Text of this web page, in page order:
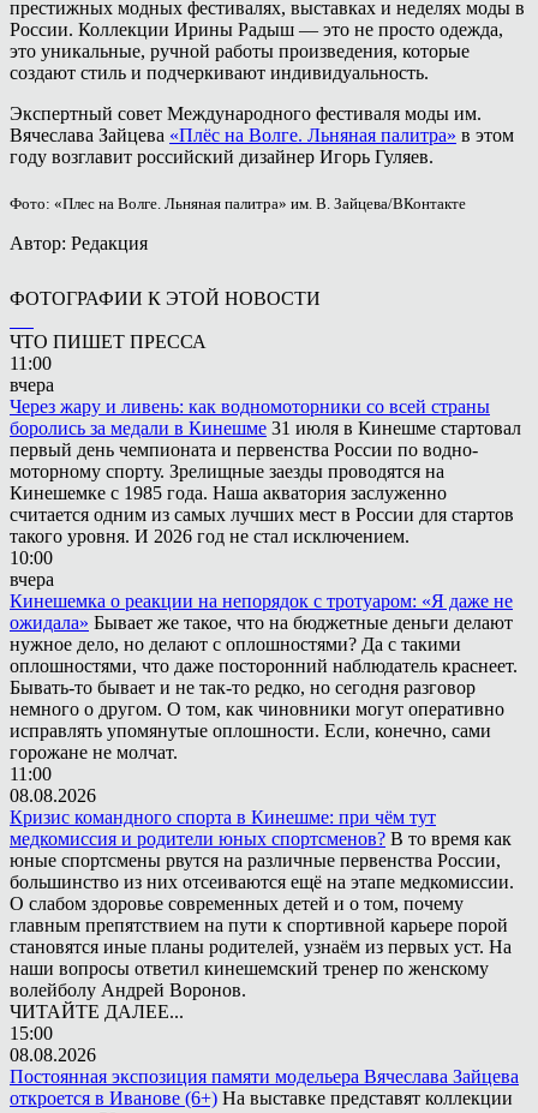
престижных модных фестивалях, выставках и неделях моды в
России. Коллекции Ирины Радыш — это не просто одежда,
это уникальные, ручной работы произведения, которые
создают стиль и подчеркивают индивидуальность.
Экспертный совет Международного фестиваля моды им.
Вячеслава Зайцева «Плёс на Волге. Льняная палитра» в этом
году возглавит российский дизайнер Игорь Гуляев.
Фото: «Плес на Волге. Льняная палитра» им. В. Зайцева/ВКонтакте
Автор: Редакция
ФОТОГРАФИИ К ЭТОЙ НОВОСТИ
ЧТО ПИШЕТ ПРЕССА
11:00
вчера
Через жару и ливень: как водномоторники со всей страны
боролись за медали в Кинешме 31 июля в Кинешме стартовал
первый день чемпионата и первенства России по водно-
моторному спорту. Зрелищные заезды проводятся на
Кинешемке с 1985 года. Наша акватория заслуженно
считается одним из самых лучших мест в России для стартов
такого уровня. И 2026 год не стал исключением.
10:00
вчера
Кинешемка о реакции на непорядок с тротуаром: «Я даже не
ожидала» Бывает же такое, что на бюджетные деньги делают
нужное дело, но делают с оплошностями? Да с такими
оплошностями, что даже посторонний наблюдатель краснеет.
Бывать-то бывает и не так-то редко, но сегодня разговор
немного о другом. О том, как чиновники могут оперативно
исправлять упомянутые оплошности. Если, конечно, сами
горожане не молчат.
11:00
08.08.2026
Кризис командного спорта в Кинешме: при чём тут
медкомиссия и родители юных спортсменов? В то время как
юные спортсмены рвутся на различные первенства России,
большинство из них отсеиваются ещё на этапе медкомиссии.
О слабом здоровье современных детей и о том, почему
главным препятствием на пути к спортивной карьере порой
становятся иные планы родителей, узнаём из первых уст. На
наши вопросы ответил кинешемский тренер по женскому
волейболу Андрей Воронов.
ЧИТАЙТЕ ДАЛЕЕ...
15:00
08.08.2026
Постоянная экспозиция памяти модельера Вячеслава Зайцева
откроется в Иванове (6+) На выставке представят коллекции